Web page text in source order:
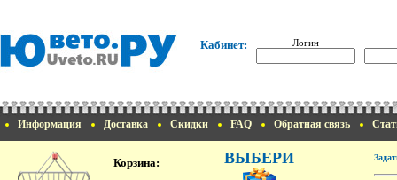
Кабинет: Логин
Информация Доставка Скидки FAQ Обратная связь
Корзина: ВЫБЕРИ